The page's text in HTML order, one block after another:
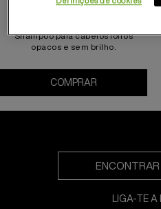
BLONDAGE HIGH BRIGHT
Shampoo para cabelos loiros
opacos e sem brilho.
COMPRAR Blondage
LIGA-TE A